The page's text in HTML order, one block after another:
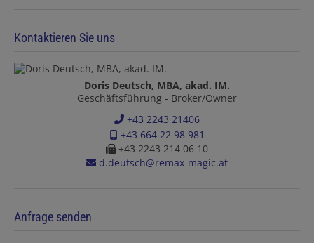
Kontaktieren Sie uns
Doris Deutsch, MBA, akad. IM.
Geschäftsführung - Broker/Owner
+43 2243 21406
+43 664 22 98 981
+43 2243 214 06 10
d.deutsch@remax-magic.at
Anfrage senden